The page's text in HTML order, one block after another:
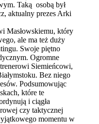
Taką osobą był
aktualny prezes Arki
Masłowskiemu, który
ale ma też duży
Swoje piętno
Ogromne
Siemieńcowi,
Bez niego
Podsumowując
które te
i ciągła
czy taktycznej
momentu w